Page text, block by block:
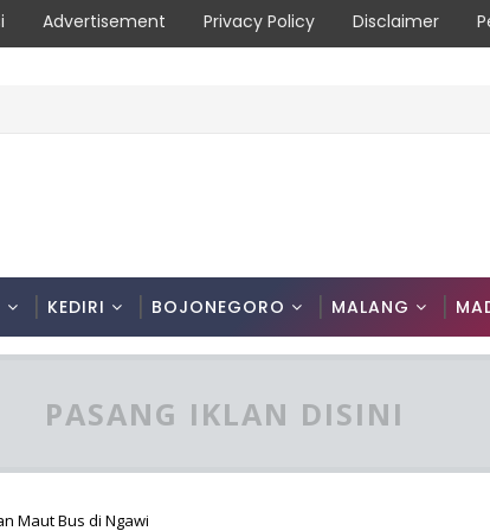
Advertisement Privacy Policy Disclaimer
KEDIRI BOJONEGORO MALANG
PASANG IKLAN DISINI
Maut Bus di Ngawi